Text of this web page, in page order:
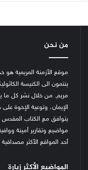
من نحن
موقع الأزمنة المريمية هو
ينتمون الى الكنيسة
مريم. من خلال نشر كل ما
الإيمان، وتوعية الإخوة
يتوافق مع الكتاب المقدس
مواضيع وتقارير أمينة
أحد المواقع الأكثر
المواضيع الأكثر زيارة